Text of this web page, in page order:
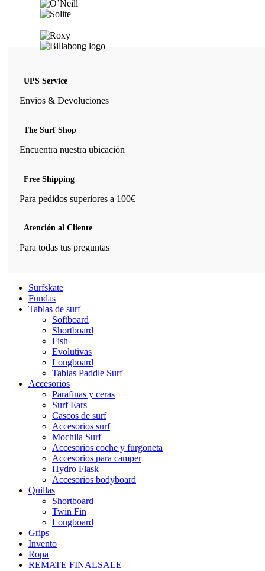
UPS Service
Envios & Devoluciones
The Surf Shop
Encuentra nuestra ubicación
Free Shipping
Para pedidos superiores a 100€
Atención al Cliente
Para todas tus preguntas
Surfskate
Fundas
Tablas de surf
Softboard
Shortboard
Fish
Evolutivas
Longboard
Tablas Paddle Surf
Accesorios
Parafinas y ceras
Surf Ears
Cascos de surf
Accesorios surf
Mochila Surf
Accesorios coche y furgoneta
Accesorios para camper
Hydro Flask
Accesorios bodyboard
Quillas
Shortboard
Twin Fin
Longboard
Grips
Invento
Ropa
REMATE FINALSALE